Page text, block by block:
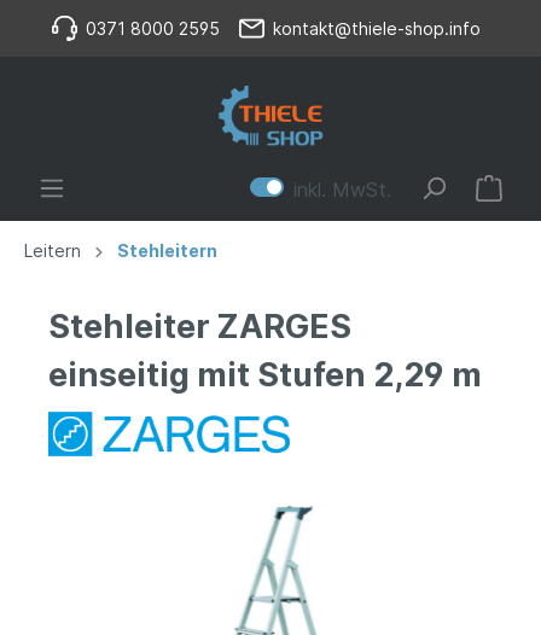
0371 8000 2595 kontakt@thiele-shop.info
inkl. MwSt.
Leitern Stehleitern
Stehleiter ZARGES
einseitig mit Stufen 2,29 m